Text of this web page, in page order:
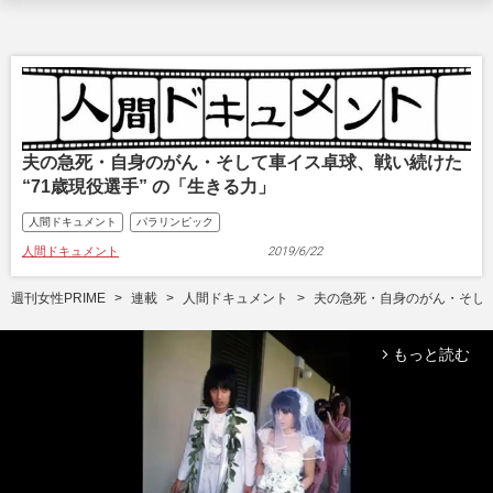
夫の急死・自身のがん・そして車イス卓球、戦い続けた
“71歳現役選手” の「生きる力」
人間ドキュメント パラリンピック
人間ドキュメント 2019/6/22
週刊女性PRIME 連載 人間ドキュメント 夫の急死・自身のがん・そし
arrow_forward_ios もっと読む